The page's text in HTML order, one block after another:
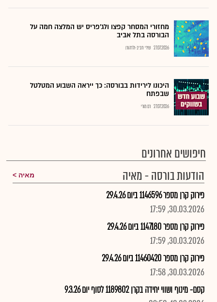
מחזורי המסחר קפצו ולג'פריס יש המלצה חמה על
הבורסה בתל אביב
27.07.2026 שירי חביב-ולדהורן
היכונו לירידות בבורסה: כך ייראה השבוע המטלטל
שבפתח
27.07.2026 רם מורי
חיפושים אחרונים
הודעות בורסה - מאיה
מאיה
פירוק קרן מספר 1146596 ביום 29.4.26
30.03.2026, 17:59
פירוק קרן מספר 1147180 ביום 29.4.26
30.03.2026, 17:59
פירוק קרן מספר 11460420 ביום 29.4.26
30.03.2026, 17:58
קסם- מינוף ושווי יחידה בקרן 1189802 לסוף יום 9.3.26